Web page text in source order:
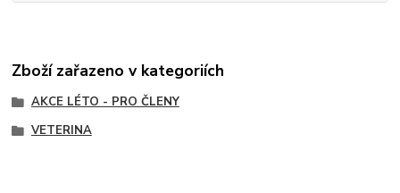
Zboží zařazeno v kategoriích
AKCE LÉTO - PRO ČLENY
VETERINA